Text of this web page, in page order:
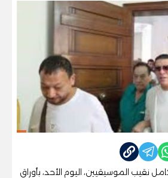
نقيب الموسيقيين، اليوم الأحد، بأوراق